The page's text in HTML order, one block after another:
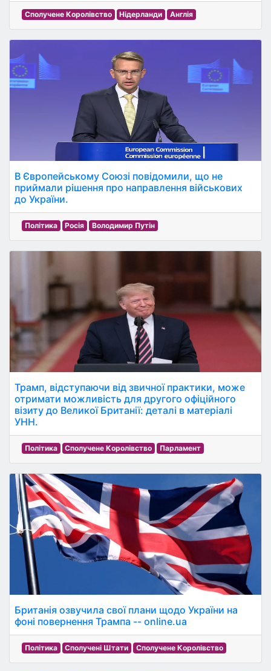
Сполучене Королівство Нідерланди Англія
В Європейському Союзі повідомили, що не
приймали рішення про направлення військових
до України.
Політика Росія Володимир Путін
Трамп, відступаючи від звичної практики, може
отримати можливість для другого офіційного
візиту до Великої Британії: деталі в матеріалі
УНН.
Політика Сполучене Королівство Парламент
Британія озвучила свої плани щодо України на
фоні повернення Трампа -- online.ua
Політика Сполучені Штати Сполучене Королівство